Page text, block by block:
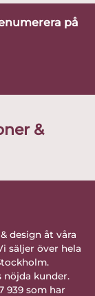
på
&
design åt våra
säljer över hela
nöjda kunder.
939 som har